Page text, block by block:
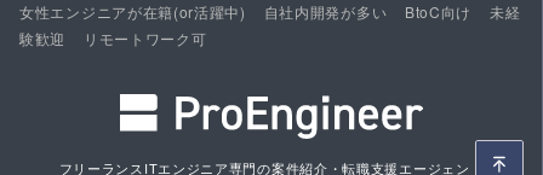
女性エンジニアが在籍(or活躍中)
自社内開発が多い BtoC向け
未経
験歓迎
リモートワーク可
フリーランスITエンジニア専門の案件紹介・転職支援エージェント